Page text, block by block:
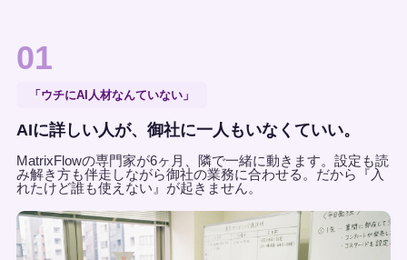
01
「ウチにAI人材なんていない」
AIに詳しい人が、御社に一人もいなくていい。
MatrixFlowの専門家が6ヶ月、隣で一緒に動きます。設定も読
み解き方も伴走しながら御社の業務に合わせる。だから『入
れたけど誰も使えない』が起きません。